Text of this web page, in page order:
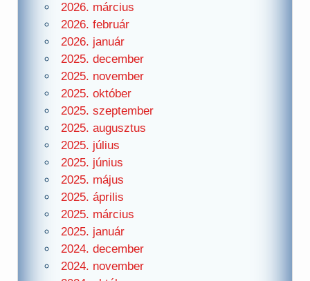
2026. március
2026. február
2026. január
2025. december
2025. november
2025. október
2025. szeptember
2025. augusztus
2025. július
2025. június
2025. május
2025. április
2025. március
2025. január
2024. december
2024. november